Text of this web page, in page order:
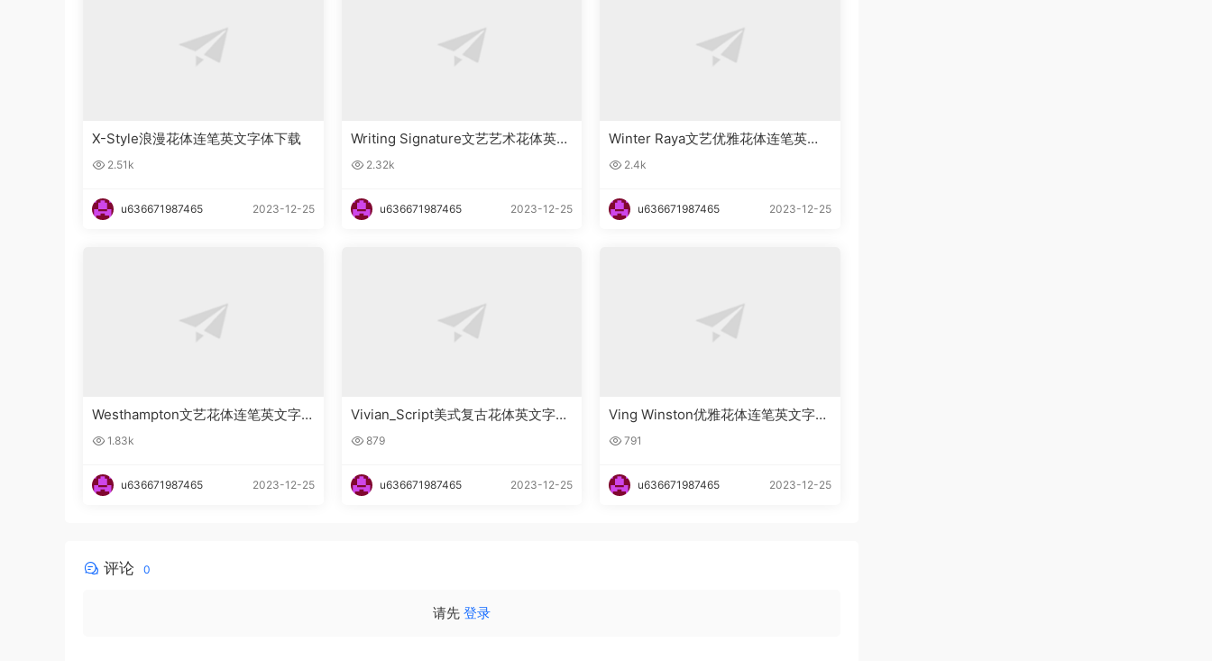
X-Style浪漫花体连笔英文字体下载
2.51k
u636671987465 2023-12-25
Writing Signature文艺艺术花体英文
字体下载
2.32k
u636671987465 2023-12-25
Winter Raya文艺优雅花体连笔英文
字体下载
2.4k
u636671987465 2023-12-25
Westhampton文艺花体连笔英文字
体下载
1.83k
u636671987465 2023-12-25
Vivian_Script美式复古花体英文字体
下载
879
u636671987465 2023-12-25
Ving Winston优雅花体连笔英文字体
下载
791
u636671987465 2023-12-25
评论 0
请先 登录